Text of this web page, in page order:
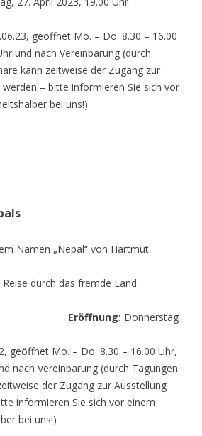
geöffnet Mo. – Do. 8.30 – 16.00
und nach Vereinbarung (durch
kann zeitweise der Zugang zur
– bitte informieren Sie sich vor
bei uns!)
Namen „Nepal“ von Hartmut
durch das fremde Land.
Eröffnung: Donnerstag
geöffnet Mo. – Do. 8.30 – 16.00 Uhr,
nach Vereinbarung (durch Tagungen
der Zugang zur Ausstellung
informieren Sie sich vor einem
bei uns!)